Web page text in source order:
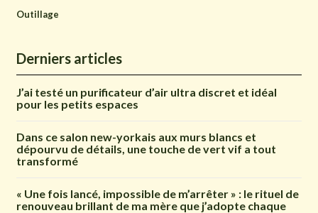
Outillage
Derniers articles
J’ai testé un purificateur d’air ultra discret et idéal
pour les petits espaces
Dans ce salon new-yorkais aux murs blancs et
dépourvu de détails, une touche de vert vif a tout
transformé
« Une fois lancé, impossible de m’arrêter » : le rituel de
renouveau brillant de ma mère que j’adopte chaque